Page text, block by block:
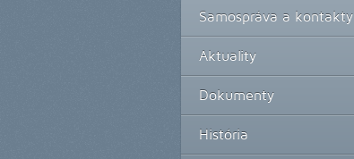
Samospráva a kontakty
Aktuality
Dokumenty
História